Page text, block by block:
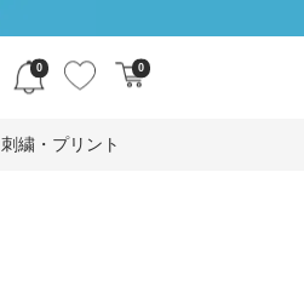
0 0
刺繍・プリント